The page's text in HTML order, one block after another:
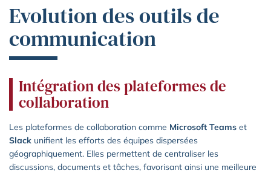
Evolution des outils de
communication
Intégration des plateformes de
collaboration
Les plateformes de collaboration comme Microsoft Teams et
Slack unifient les efforts des équipes dispersées
géographiquement. Elles permettent de centraliser les
discussions, documents et tâches, favorisant ainsi une meilleure